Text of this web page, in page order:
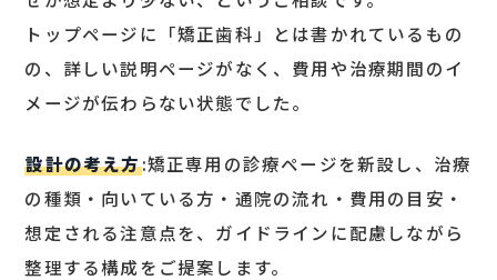
トップページに「矯正歯科」とは書かれているもの
の、詳しい説明ページがなく、費用や治療期間のイ
メージが伝わらない状態でした。
設計の考え方:矯正専用の診療ページを新設し、治療
の種類・向いている方・通院の流れ・費用の目安・
想定される注意点を、ガイドラインに配慮しながら
整理する構成をご提案します。